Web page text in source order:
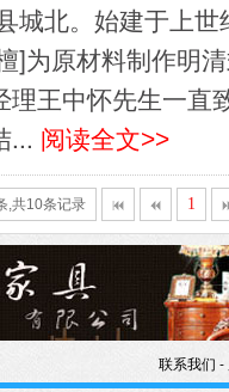
城北。始建于上
]为原材料制作明
中怀先生一直
... 阅读全文>>
,共10条记录 1
联系我们 -